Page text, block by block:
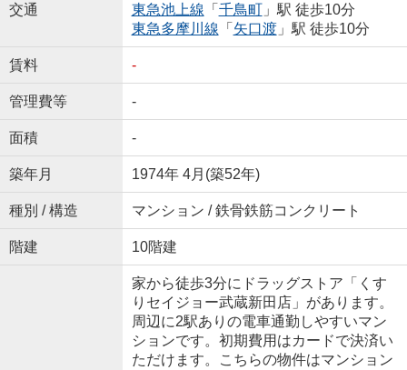
交通
東急池上線 「 千鳥町」駅 徒歩10分
東急多摩川線 「 矢口渡」駅 徒歩10分
賃料 -
管理費等 -
面積 -
築年月 1974年 4月(築52年)
種別 / 構造 マンション / 鉄骨鉄筋コンクリート
階建 10階建
家から徒歩3分にドラッグストア「くす
りセイジョー武蔵新田店」があります。
周辺に2駅ありの電車通勤しやすいマン
ションです。初期費用はカードで決済い
ただけます。こちらの物件はマンション